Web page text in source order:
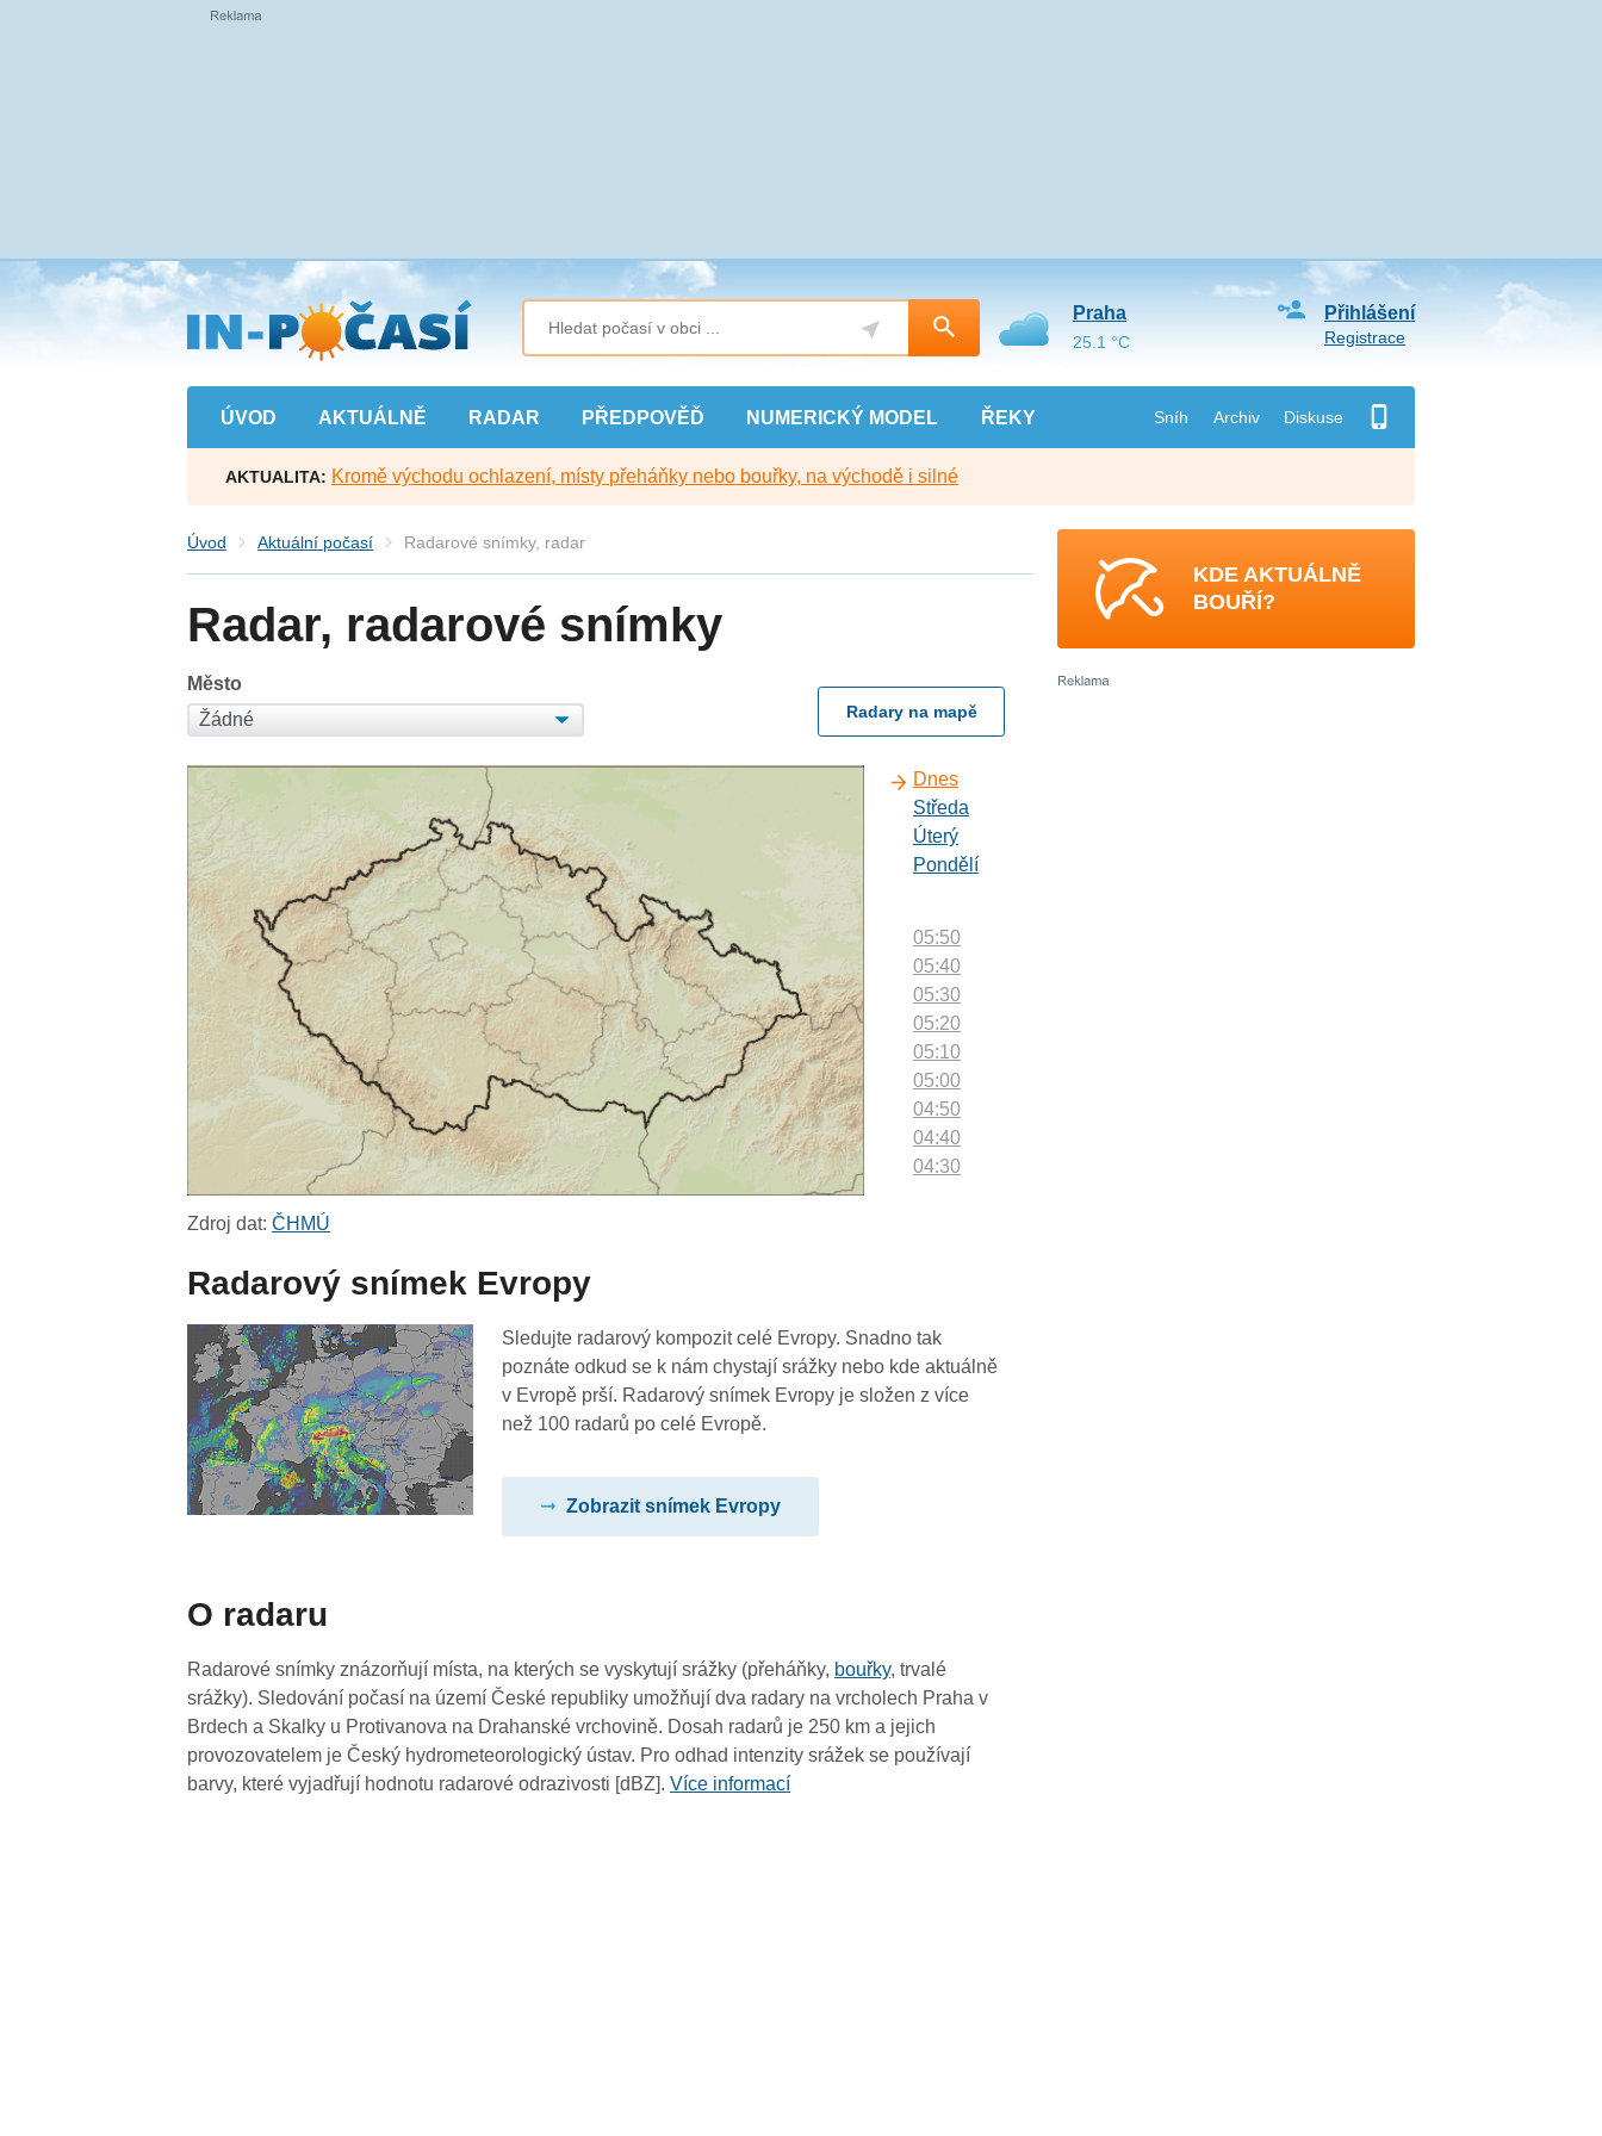
Přejít
na
hlavní
obsah
ÚVOD AKTUÁLNĚ RADAR PŘEDPOVĚĎ NUMERICKÝ MODEL ŘEKY Sníh Archiv Diskuse
Přihlášení
Registrace
Praha
25.1 °C
AKTUALITA: Kromě východu ochlazení, místy přeháňky nebo bouřky, na východě i silné
Úvod Aktuální počasí Radarové snímky, radar
Radar, radarové snímky
Město
Radary na mapě
Dnes
Středa
Úterý
Pondělí
05:50
05:40
05:30
05:20
05:10
05:00
04:50
04:40
04:30
03:30
03:20
03:10
01:30
01:20
01:10
01:00
Zdroj dat:ČHMÚ
Radarový snímek Evropy
Sledujte radarový kompozit celé Evropy. Snadno tak
poznáte odkud se k nám chystají srážky nebo kde aktuálně
v Evropě prší. Radarový snímek Evropy je složen z více
než 100 radarů po celé Evropě.
Zobrazit snímek Evropy
O radaru
Radarové snímky znázorňují místa, na kterých se vyskytují srážky (přeháňky, bouřky, trvalé
srážky). Sledování počasí na území České republiky umožňují dva radary na vrcholech Praha v
Brdech a Skalky u Protivanova na Drahanské vrchovině. Dosah radarů je 250 km a jejich
provozovatelem je Český hydrometeorologický ústav. Pro odhad intenzity srážek se používají
barvy, které vyjadřují hodnotu radarové odrazivosti [dBZ].Více informací
KDE AKTUÁLNĚ
BOUŘÍ?